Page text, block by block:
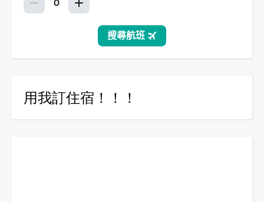
用我訂住宿！！！